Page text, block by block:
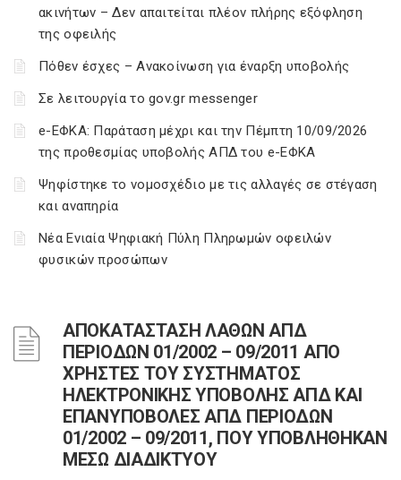
ακινήτων – Δεν απαιτείται πλέον πλήρης εξόφληση
της οφειλής
Πόθεν έσχες – Ανακοίνωση για έναρξη υποβολής
Σε λειτουργία το gov.gr messenger
e-ΕΦΚΑ: Παράταση μέχρι και την Πέμπτη 10/09/2026
της προθεσμίας υποβολής ΑΠΔ του e-ΕΦΚΑ
Ψηφίστηκε το νομοσχέδιο με τις αλλαγές σε στέγαση
και αναπηρία
Νέα Ενιαία Ψηφιακή Πύλη Πληρωμών οφειλών
φυσικών προσώπων
ΑΠΟΚΑΤΑΣΤΑΣΗ ΛΑΘΩΝ ΑΠΔ
ΠΕΡΙΟΔΩΝ 01/2002 – 09/2011 ΑΠΟ
ΧΡΗΣΤΕΣ ΤΟΥ ΣΥΣΤΗΜΑΤΟΣ
ΗΛΕΚΤΡΟΝΙΚΗΣ ΥΠΟΒΟΛΗΣ ΑΠΔ ΚΑΙ
ΕΠΑΝΥΠΟΒΟΛΕΣ ΑΠΔ ΠΕΡΙΟΔΩΝ
01/2002 – 09/2011, ΠΟΥ ΥΠΟΒΛΗΘΗΚΑΝ
ΜΕΣΩ ΔΙΑΔΙΚΤΥΟΥ